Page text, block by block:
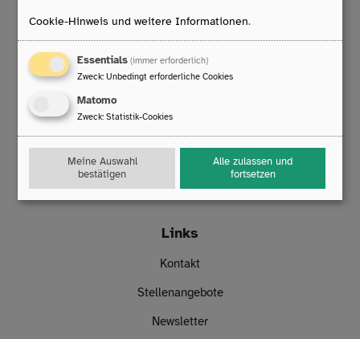
T:0203/396 583 0
F:0203/393 444 98
E:info@rehamedia.de
Technischer Support
Mo. bis Do.: 8:00 – 16:30 Uhr
Fr.: 8:00 – 14:00 Uhr
T:
0203/396 583 63
E:technik@rehamedia.de
Links
Kontakt
Stellenangebote
Newsletter
Cookie-Hinweis und weitere Informationen.
Essentials (immer erforderlich)
Zweck: Unbedingt erforderliche Cookies
Matomo
Zweck: Statistik-Cookies
Meine Auswahl
bestätigen
Alle zulassen und
fortsetzen